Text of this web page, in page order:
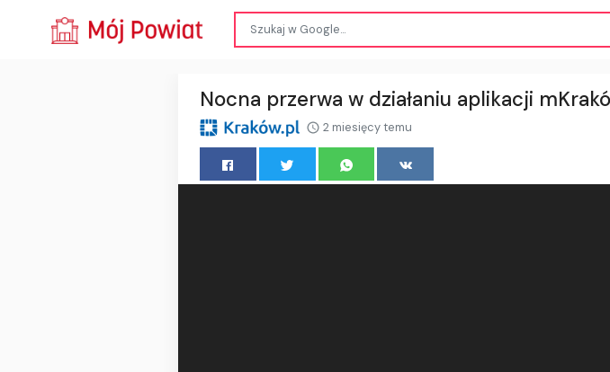
Nocna przerwa w działaniu aplikacji
2 miesięcy temu